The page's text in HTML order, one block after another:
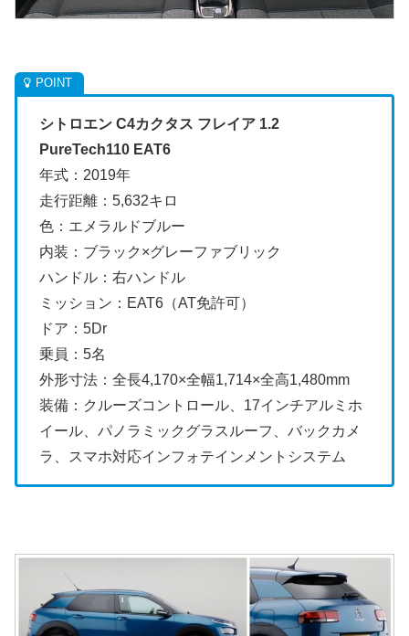
シトロエン C4カクタス フレイア 1.2
PureTech110 EAT6
年式：2019年
走行距離：5,632キロ
色：エメラルドブルー
内装：ブラック×グレーファブリック
ハンドル：右ハンドル
ミッション：EAT6（AT免許可）
ドア：5Dr
乗員：5名
外形寸法：全長4,170×全幅1,714×全高1,480mm
装備：クルーズコントロール、17インチアルミホ
イール、パノラミックグラスルーフ、バックカメ
ラ、スマホ対応インフォテインメントシステム